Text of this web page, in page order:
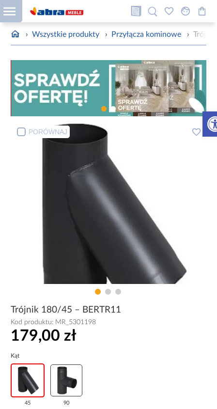
› Wszystkie produkty › Przyłącza kominowe ›
PORÓWNAJ
Trójnik 180/45 – BERTR11
Kod produktu: MR_5301198
179,00 zł
Kąt
45 90